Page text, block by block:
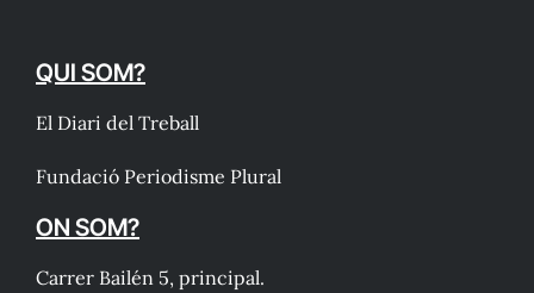
QUI SOM?
El Diari del Treball
Fundació Periodisme Plural
ON SOM?
Carrer Bailén 5, principal.